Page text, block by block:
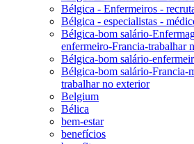
Bélgica - Enfermeiros -
Bélgica - especialistas -
Bélgica-bom salário-
enfermeiro-Francia-trabalhar
Bélgica-bom salário-
Bélgica-bom salário-Francia-
trabalhar no exterior
Belgium
Bélica
bem-estar
benefícios